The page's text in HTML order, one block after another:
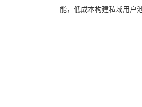
能，低成本构建私域用户